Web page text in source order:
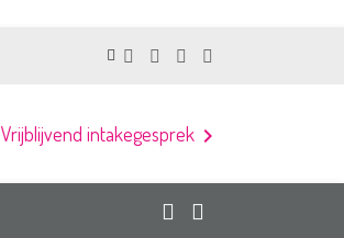
Vrijblijvend intakegesprek chevron_right